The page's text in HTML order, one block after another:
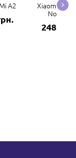
A2
Xiaomi
Note 7
248 грн.